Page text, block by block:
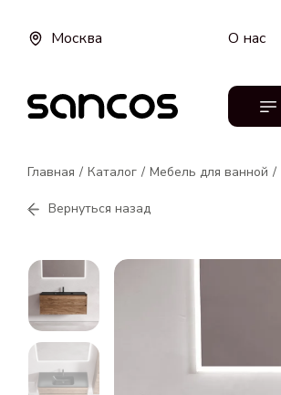
Москва О нас
Главная Каталог Мебель для ванной
Вернуться назад